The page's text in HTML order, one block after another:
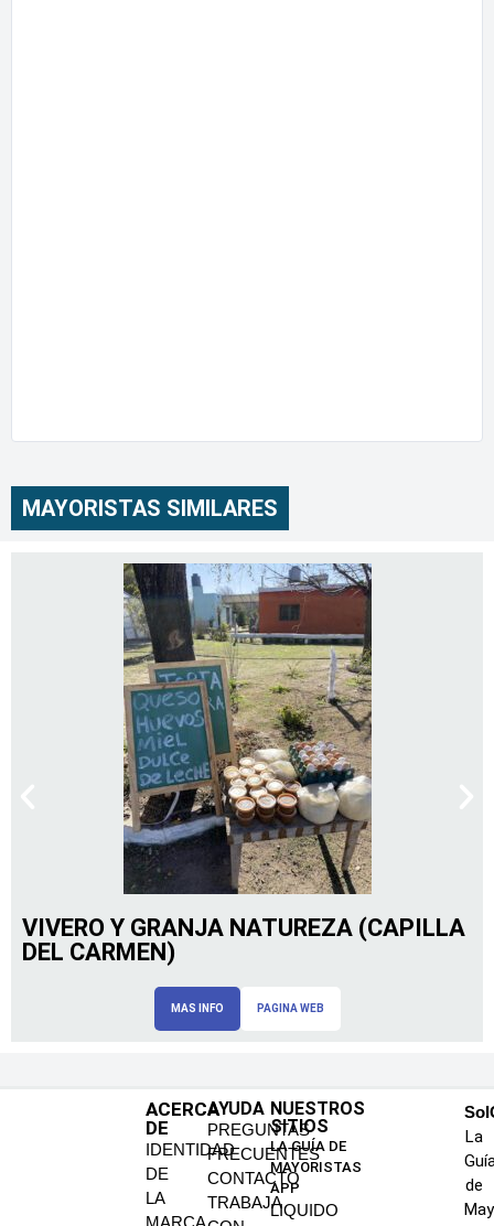
MAYORISTAS SIMILARES
VIVERO Y GRANJA NATUREZA (CAPILLA
DEL CARMEN)
MAS INFO PAGINA WEB
ACERCA
DE
IDENTIDAD
DE
LA
MARCA
AYUDA
PREGUNTAS
FRECUENTES
CONTACTO
TRABAJA
NUESTROS
SITIOS
LA GUÍA DE
MAYORISTAS
APP
LIQUIDO
La
de